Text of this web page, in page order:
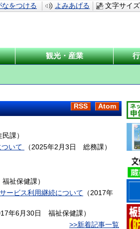
なをつける よみあげる 文字サイズ
観光・産業
RSS Atom
民課）
いて
（2025年2月3日 総務課）
福祉保健課）
ービス利用継続について （2017年
年6月30日 福祉保健課）
>>新着記事一覧